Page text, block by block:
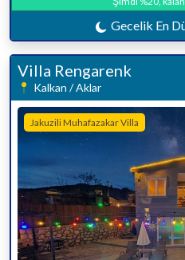
Gecelik En
Villa Rengarenk
Kalkan / Aklar
Jakuzili Muhafazakar Villa